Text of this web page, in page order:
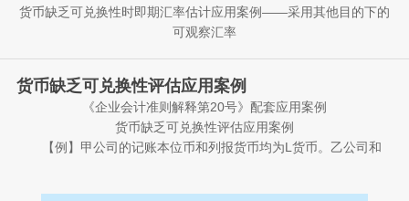
货币缺乏可兑换性时即期汇率估计应用案例——采用其他目的下的
可观察汇率
即其经营所在地的法定货币。甲公司编制合并财务报表时，需将乙
公司外币财务报表折算为L货币。2X25年12月31日，乙公司所在地
货币主管部门规定，禁止以变现或结算净投资为目的将M货币兑换
为L货币，但允许基于任何其他目的的货币兑换。在基于其他目的
该汇率每日更新。因乙公司所在地货币主管部门禁止以变现或结算
假定不考虑其他因素，在上述情况下，甲公司在对乙公司2X25
年12月31日的财务状况和2X25年度的经营成果进行折算时，应当
如何估计即期汇率?
换为另一种货币时，企业应当对计量日的即期汇率进行估计，使其
货币缺乏可兑换性评估应用案例
《企业会计准则解释第20号》配套应用案例
货币缺乏可兑换性评估应用案例
【例】甲公司的记账本位币和列报货币均为L货币。乙公司和